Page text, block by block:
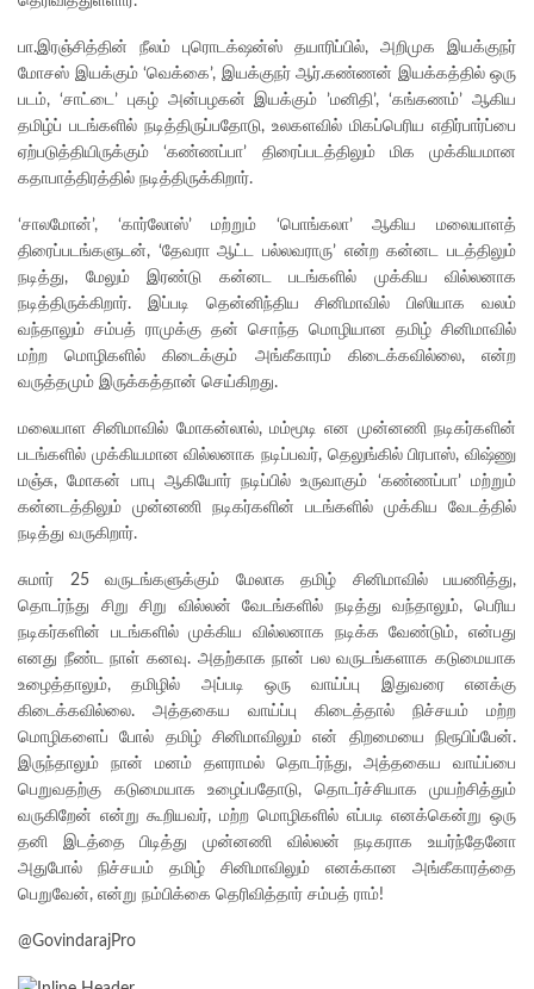
பா.இரஞ்சித்தின் நீலம் புரொடக்‌ஷன்ஸ் தயாரிப்பில், அறிமுக இயக்குநர்
மோசஸ் இயக்கும் ‘வெக்கை’, இயக்குநர் ஆர்.கண்ணன் இயக்கத்தில் ஒரு
படம், ‘சாட்டை’ புகழ் அன்பழகன் இயக்கும் ’மனிதி’, ‘கங்கணம்’ ஆகிய
தமிழ்ப் படங்களில் நடித்திருப்பதோடு, உலகளவில் மிகப்பெரிய எதிர்பார்ப்பை
ஏற்படுத்தியிருக்கும் ‘கண்ணப்பா’ திரைப்படத்திலும் மிக முக்கியமான
கதாபாத்திரத்தில் நடித்திருக்கிறார்.
‘சாலமோன்’, ‘கார்லோஸ்’ மற்றும் ‘பொங்கலா’ ஆகிய மலையாளத்
திரைப்படங்களுடன், ‘தேவரா ஆட்ட பல்லவராரு’ என்ற கன்னட படத்திலும்
நடித்து, மேலும் இரண்டு கன்னட படங்களில் முக்கிய வில்லனாக
நடித்திருக்கிறார். இப்படி தென்னிந்திய சினிமாவில் பிஸியாக வலம்
வந்தாலும் சம்பத் ராமுக்கு தன் சொந்த மொழியான தமிழ் சினிமாவில்
மற்ற மொழிகளில் கிடைக்கும் அங்கீகாரம் கிடைக்கவில்லை, என்ற
வருத்தமும் இருக்கத்தான் செய்கிறது.
மலையாள சினிமாவில் மோகன்லால், மம்மூடி என முன்னணி நடிகர்களின்
படங்களில் முக்கியமான வில்லனாக நடிப்பவர், தெலுங்கில் பிரபாஸ், விஷ்ணு
மஞ்சு, மோகன் பாபு ஆகியோர் நடிப்பில் உருவாகும் ‘கண்ணப்பா’ மற்றும்
கன்னடத்திலும் முன்னணி நடிகர்களின் படங்களில் முக்கிய வேடத்தில்
நடித்து வருகிறார்.
சுமார் 25 வருடங்களுக்கும் மேலாக தமிழ் சினிமாவில் பயணித்து,
தொடர்ந்து சிறு சிறு வில்லன் வேடங்களில் நடித்து வந்தாலும், பெரிய
நடிகர்களின் படங்களில் முக்கிய வில்லனாக நடிக்க வேண்டும், என்பது
எனது நீண்ட நாள் கனவு. அதற்காக நான் பல வருடங்களாக கடுமையாக
உழைத்தாலும், தமிழில் அப்படி ஒரு வாய்ப்பு இதுவரை எனக்கு
கிடைக்கவில்லை. அத்தகைய வாய்ப்பு கிடைத்தால் நிச்சயம் மற்ற
மொழிகளைப் போல் தமிழ் சினிமாவிலும் என் திறமையை நிரூபிப்பேன்.
இருந்தாலும் நான் மனம் தளராமல் தொடர்ந்து, அத்தகைய வாய்ப்பை
பெறுவதற்கு கடுமையாக உழைப்பதோடு, தொடர்ச்சியாக முயற்சித்தும்
வருகிறேன் என்று கூறியவர், மற்ற மொழிகளில் எப்படி எனக்கென்று ஒரு
தனி இடத்தை பிடித்து முன்னணி வில்லன் நடிகராக உயர்ந்தேனோ
அதுபோல் நிச்சயம் தமிழ் சினிமாவிலும் எனக்கான அங்கீகாரத்தை
பெறுவேன், என்று நம்பிக்கை தெரிவித்தார் சம்பத் ராம்!
@GovindarajPro